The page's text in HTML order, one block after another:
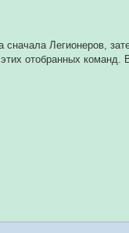
Легионеров,
отобранных команд.